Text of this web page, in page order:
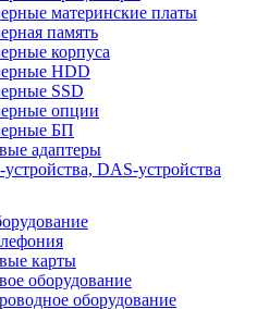
материнские платы
память
корпуса
HDD
SSD
опции
БП
адаптеры
DAS-устройства
карты
оборудование
оборудование